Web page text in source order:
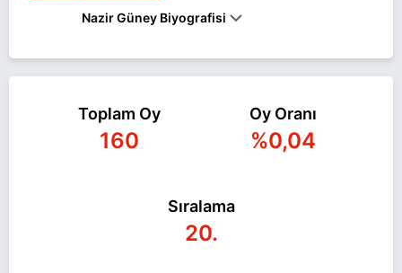
Nazir Güney Biyografisi
başkan adayı olarak Bağımsız ile 31 Mart 2024
yerel seçimlerinde yarışıyor. Nazir Güney ile ilgili
daha fazla bilgi için
Nazir Güney Haberleri
Toplam Oy
160
Oy Oranı
%0,04
Sıralama
20.